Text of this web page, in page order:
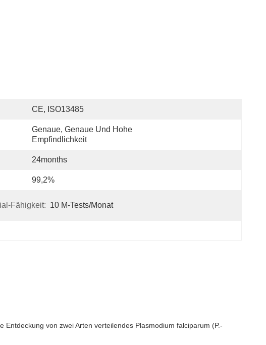
CE, ISO13485
Genaue, Genaue Und Hohe
Empfindlichkeit
24months
99,2%
Fähigkeit: 10 M-Tests/Monat
von zwei Arten verteilendes Plasmodium falciparum (P.-